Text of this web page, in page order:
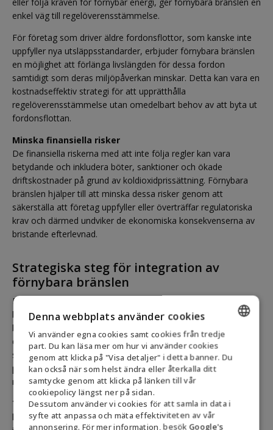
enkel väg till regelöverensstämmelse.
För företag som driver äldre fordonsflottor, som kanske inte
uppfyller nya utsläppsstandarder, erbjuder förnybara bränslen
en möjlighet att förlänga livslängden för dessa fordon
samtidigt som deras miljöpåverkan minskar. Detta kan vara en
kostnadseffektiv strategi för att upprätthålla
regelöverensstämmelse utan omedelbart behov av att byta ut
fordonsflottan.
Minska finansiella risker
De finansiella riskerna med att inte följa regler kan vara
betydande och inkludera böter, sanktioner och ökade
driftskostnader på grund av koldioxidprissättning. Förnybara
bränslen hjälper till att minska dessa risker genom att
säkerställa att företag uppfyller eller överträffar regulatoriska
krav och därmed undviker de ekonomiska konsekvenserna av
bristande efterlevnad.
Strategiska steg för integration av
förnybara bränslen
På Biofuel Express är vi experter på att utveckla strategier och
bygga robusta affärsplaner för integration av förnybara
bränslen i företagets verksamhet. Vår metod kombinerar
djupgående efterlevnadsbedömningar med skräddarsydda
strategier för förnybara bränslen och kontinuerlig
prestationsövervakning för att maximera både
regelöverensstämmelse och hållbarhetseffekt.
Ta det första steget- fyll i vårt kontaktformulär, så
kontaktar en av våra experter dig. Konsultationen är gratis och
ENGLISH
DANISH
NORWEGIAN
SWEDISH
Denna webbplats använder cookies
Vi använder egna cookies samt cookies från tredje
part. Du kan läsa mer om hur vi använder cookies
genom att klicka på "Visa detaljer" i detta banner. Du
kan också när som helst ändra eller återkalla ditt
samtycke genom att klicka på länken till vår
cookiepolicy längst ner på sidan.
Dessutom använder vi cookies för att samla in data i
syfte att anpassa och mäta effektiviteten av vår
annonsering. För mer information, besökGoogle's